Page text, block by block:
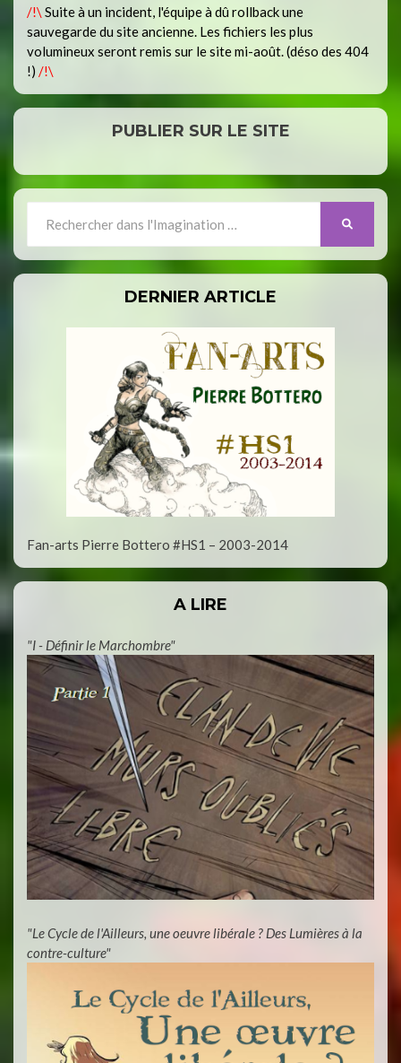
/!\ Suite à un incident, l'équipe à dû rollback une
sauvegarde du site ancienne. Les fichiers les plus
volumineux seront remis sur le site mi-août. (déso des 404
!) /!\
PUBLIER SUR LE SITE
for:
DERNIER ARTICLE
Fan-arts Pierre Bottero #HS1 – 2003-2014
A LIRE
"I - Définir le Marchombre"
"Le Cycle de l'Ailleurs, une oeuvre libérale ? Des Lumières à la
contre-culture"